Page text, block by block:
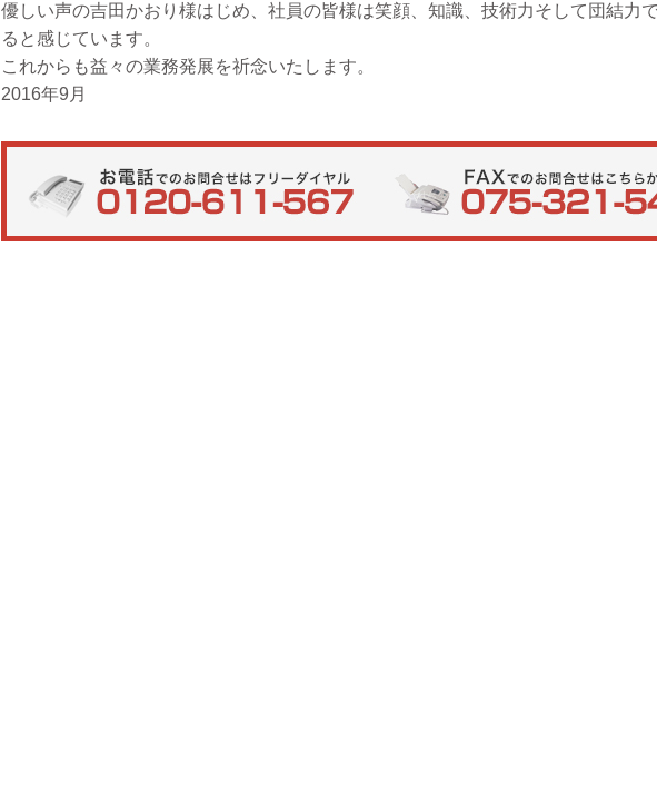
優しい声の吉田かおり様はじめ、社員の皆様は笑顔、知識、技術力そして団結力
ると感じています。
これからも益々の業務発展を祈念いたします。
2016年9月